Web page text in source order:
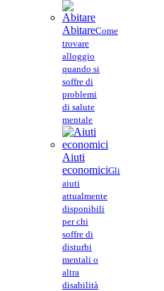
AbitareCome
trovare
alloggio
quando si
soffre di
problemi
di salute
mentale
Aiuti
economiciGli
aiuti
attualmente
disponibili
per chi
soffre di
disturbi
mentali o
altra
disabilità